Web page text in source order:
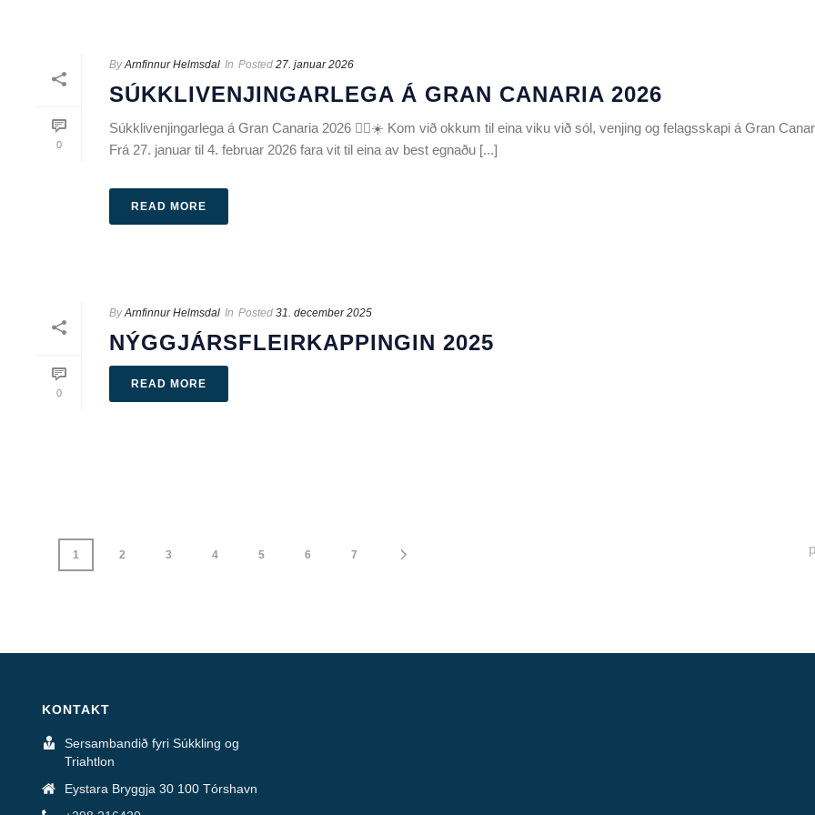
0
By Arnfinnur Helmsdal In Posted 27. januar 2026
SÚKKLIVENJINGARLEGA Á GRAN CANARIA 2026
Súkklivenjingarlega á Gran Canaria 2026 🚴‍♀️☀️ Kom við okkum til eina viku við sól, venjing og felagsskapi á Gran
Frá 27. januar til 4. februar 2026 fara vit til eina av best egnaðu [...]
READ MORE
0
By Arnfinnur Helmsdal In Posted 31. december 2025
NÝGGJÁRSFLEIRKAPPINGIN 2025
READ MORE
1 2 3 4 5 6 7
KONTAKT
Sersambandið fyri Súkkling og
Triahtlon
Eystara Bryggja 30 100 Tórshavn